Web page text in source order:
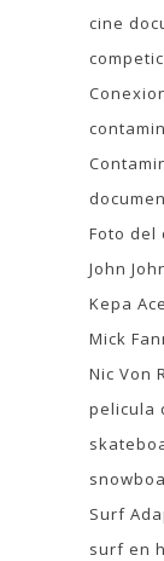
cine
Foto del
John
Kepa
Mick
Nic Von
pelicula
Surf
surf en